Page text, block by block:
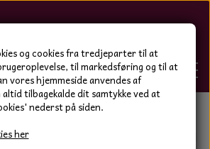
Liv
FORSIDE
og cookies fra tredjeparter til at
til markedsføring og til at
vores hjemmeside anvendes af
altid tilbagekalde dit samtykke ved at
nederst på siden.
her